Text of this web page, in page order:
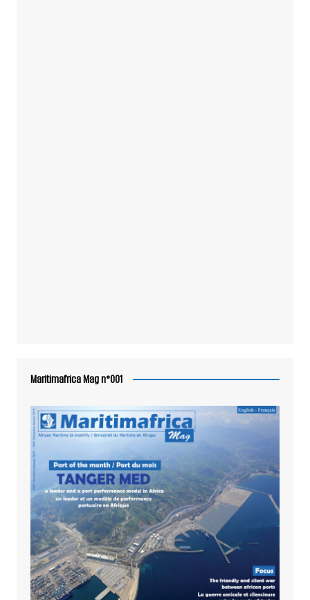
Maritimafrica Mag n°001